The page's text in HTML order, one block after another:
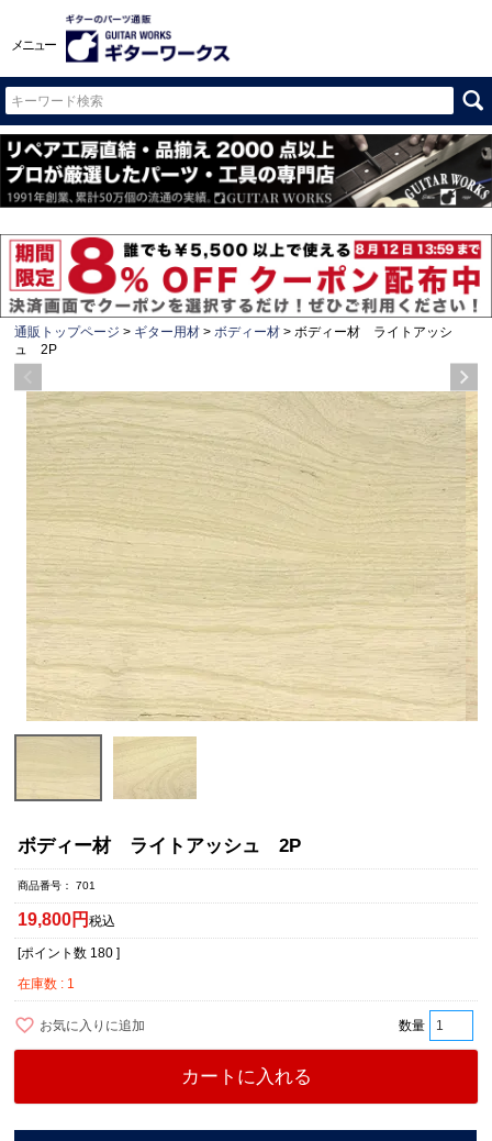
メニュー
通販トップページ ギター用材 ボディー材
ボディー材 ライトアッシ
ュ 2P
ボディー材 ライトアッシュ 2P
商品番号 701
19,800 税込
[ポイント数 180 ]
在庫数
1
お気に入りに追加
カートに入れる